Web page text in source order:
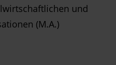
und
(M.A.)